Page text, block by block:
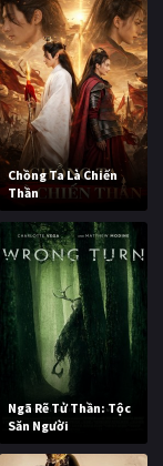
Chồng Ta Là Chiến
Thần
Ngã Rẽ Tử Thần: Tộc
Săn Người